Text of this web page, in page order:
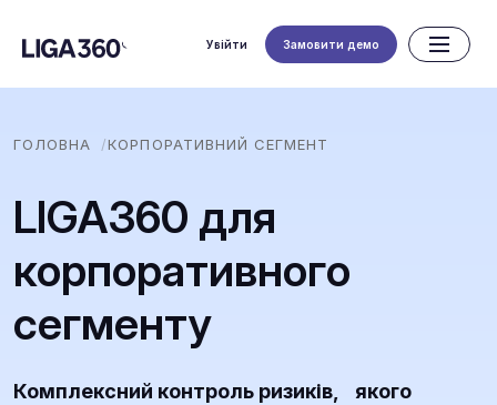
Увійти Замовити демо
ГОЛОВНА КОРПОРАТИВНИЙ СЕГМЕНТ
LIGA360 для
корпоративного
сегменту
Комплексний контроль ризиків, якого